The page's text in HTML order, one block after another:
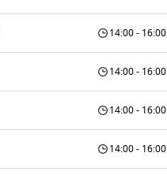
14:00 - 16:00
14:00 - 16:00
14:00 - 16:00
14:00 - 16:00